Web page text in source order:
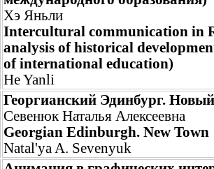
Хэ Яньли
Intercultural communication in
analysis of historical
of international education)
He Yanli
Георгианский Эдинбург.
Севенюк Наталья Алексеевна
Georgian Edinburgh. New Town
Natal'ya A. Sevenyuk